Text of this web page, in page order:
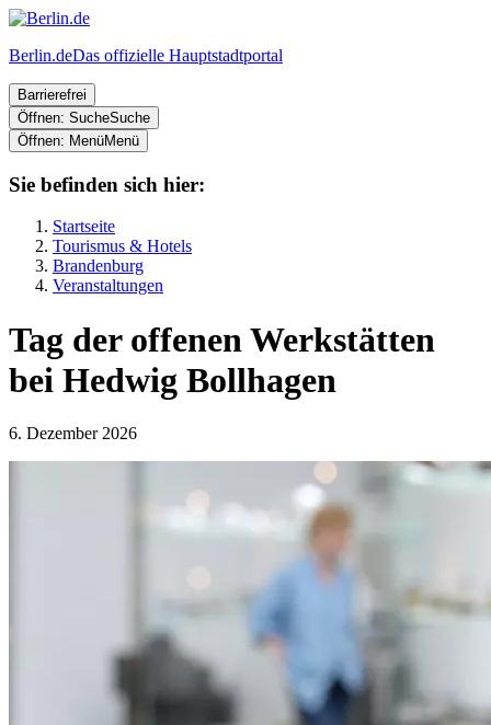
Berlin.deDas offizielle Hauptstadtportal
Barrierefrei
Öffnen: SucheSuche
Öffnen: MenüMenü
Sie befinden sich hier:
Startseite
Tourismus & Hotels
Brandenburg
Veranstaltungen
Tag der offenen Werkstätten
bei Hedwig Bollhagen
6. Dezember 2026